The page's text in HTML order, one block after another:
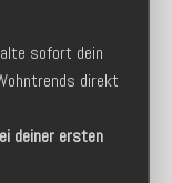
sofort dein
direkt
deiner ersten